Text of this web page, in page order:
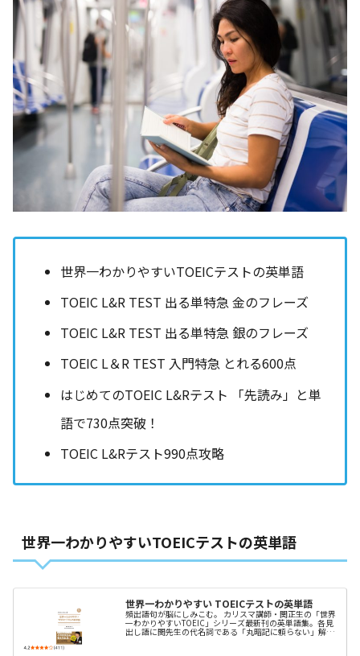
世界一わかりやすいTOEICテストの英単語
TOEIC L&R TEST 出る単特急 金のフレーズ
TOEIC L&R TEST 出る単特急 銀のフレーズ
TOEIC L＆R TEST 入門特急 とれる600点
はじめてのTOEIC L&Rテスト 「先読み」と単
語で730点突破！
TOEIC L&Rテスト990点攻略
世界一わかりやすいTOEICテストの英単語
世界一わかりやすい TOEICテストの英単語
頻出語句が脳にしみこむ。 カリスマ講師・関正生の「世界
一わかりやすいTOEIC」シリーズ最新刊の英単語集。各見
出し語に関先生の代名詞である「丸暗記に頼らない」解説